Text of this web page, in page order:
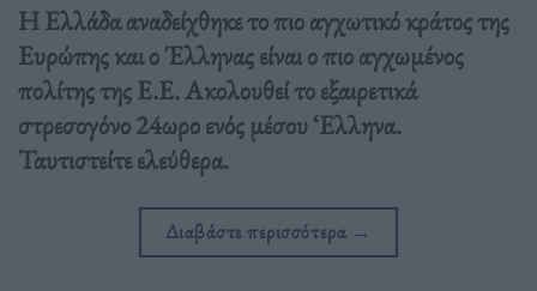
Η Ελλάδα αναδείχθηκε το πιο αγχωτικό κράτος της
Ευρώπης και ο Έλληνας είναι ο πιο αγχωμένος
πολίτης της Ε.Ε. Ακολουθεί το εξαιρετικά
στρεσογόνο 24ωρο ενός μέσου ‘Ελληνα.
Ταυτιστείτε ελεύθερα.
Διαβάστε περισσότερα →